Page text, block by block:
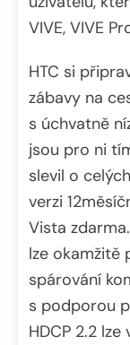
VIVE, VIVE
HTC si
zábavy na
s úchvatně
jsou pro ni
slevil o
verzi
Vista
lze okamžitě
spárování
s podporou
HDCP 2.2